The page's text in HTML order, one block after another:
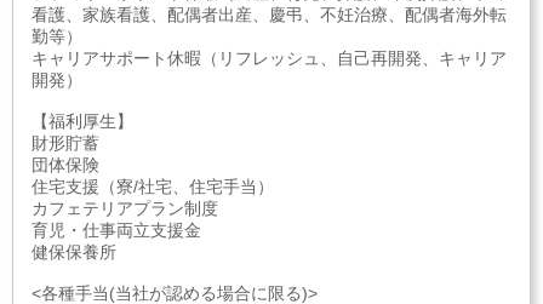
看護、家族看護、配偶者出産、慶弔、不妊治療、配偶者海外転
勤等）
キャリアサポート休暇（リフレッシュ、自己再開発、キャリア
開発）
【福利厚生】
財形貯蓄
団体保険
住宅支援（寮/社宅、住宅手当）
カフェテリアプラン制度
育児・仕事両立支援金
健保保養所
<各種手当(当社が認める場合に限る)>